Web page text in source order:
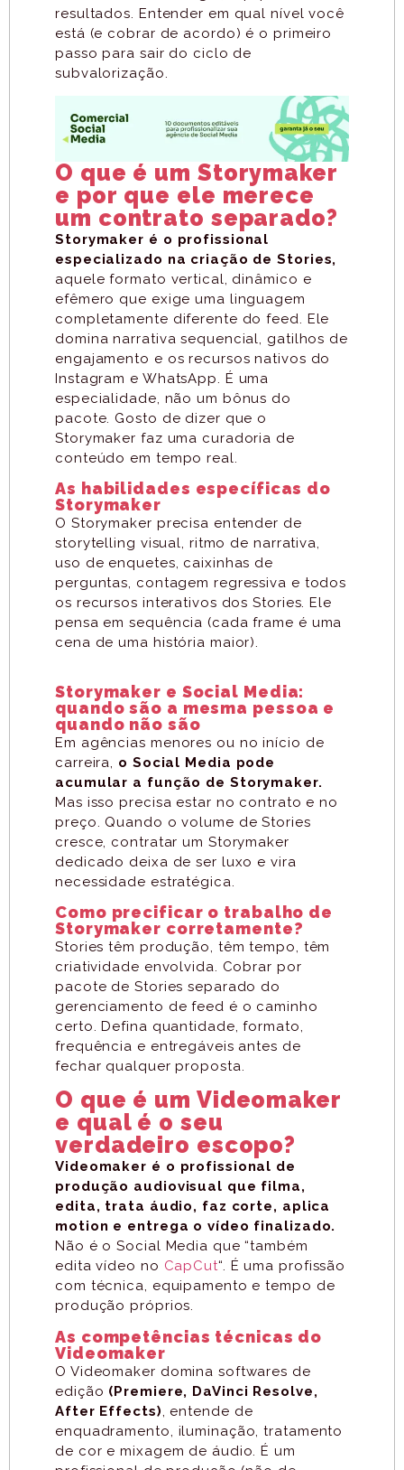
resultados. Entender em qual nível você
está (e cobrar de acordo) é o primeiro
passo para sair do ciclo de
subvalorização.
O que é um Storymaker
e por que ele merece
um contrato separado?
Storymaker é o profissional
especializado na criação de Stories,
aquele formato vertical, dinâmico e
efêmero que exige uma linguagem
completamente diferente do feed. Ele
domina narrativa sequencial, gatilhos de
engajamento e os recursos nativos do
Instagram e WhatsApp. É uma
especialidade, não um bônus do
pacote. Gosto de dizer que o
Storymaker faz uma curadoria de
conteúdo em tempo real.
As habilidades específicas do
Storymaker
O Storymaker precisa entender de
storytelling visual, ritmo de narrativa,
uso de enquetes, caixinhas de
perguntas, contagem regressiva e todos
os recursos interativos dos Stories. Ele
pensa em sequência (cada frame é uma
cena de uma história maior).
Storymaker e Social Media:
quando são a mesma pessoa e
quando não são
Em agências menores ou no início de
carreira, o Social Media pode
acumular a função de Storymaker.
Mas isso precisa estar no contrato e no
preço. Quando o volume de Stories
cresce, contratar um Storymaker
dedicado deixa de ser luxo e vira
necessidade estratégica.
Como precificar o trabalho de
Storymaker corretamente?
Stories têm produção, têm tempo, têm
criatividade envolvida. Cobrar por
pacote de Stories separado do
gerenciamento de feed é o caminho
certo. Defina quantidade, formato,
frequência e entregáveis antes de
fechar qualquer proposta.
O que é um Videomaker
e qual é o seu
verdadeiro escopo?
Videomaker é o profissional de
produção audiovisual que filma,
edita, trata áudio, faz corte, aplica
motion e entrega o vídeo finalizado.
Não é o Social Media que “também
edita vídeo no CapCut“. É uma profissão
com técnica, equipamento e tempo de
produção próprios.
As competências técnicas do
Videomaker
O Videomaker domina softwares de
edição (Premiere, DaVinci Resolve,
After Effects), entende de
enquadramento, iluminação, tratamento
de cor e mixagem de áudio. É um